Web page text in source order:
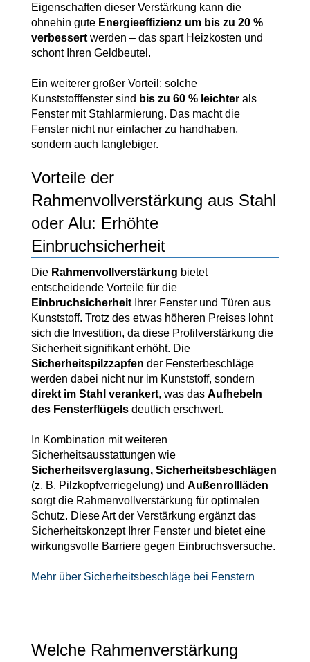
Eigenschaften dieser Verstärkung kann die
ohnehin gute Energieeffizienz um bis zu 20 %
verbessert werden – das spart Heizkosten und
schont Ihren Geldbeutel.
Ein weiterer großer Vorteil: solche
Kunststofffenster sind bis zu 60 % leichter als
Fenster mit Stahlarmierung. Das macht die
Fenster nicht nur einfacher zu handhaben,
sondern auch langlebiger.
Vorteile der
Rahmenvollverstärkung aus Stahl
oder Alu: Erhöhte
Einbruchsicherheit
Die Rahmenvollverstärkung bietet
entscheidende Vorteile für die
Einbruchsicherheit Ihrer Fenster und Türen aus
Kunststoff. Trotz des etwas höheren Preises lohnt
sich die Investition, da diese Profilverstärkung die
Sicherheit signifikant erhöht. Die
Sicherheitspilzzapfen der Fensterbeschläge
werden dabei nicht nur im Kunststoff, sondern
direkt im Stahl verankert, was das Aufhebeln
des Fensterflügels deutlich erschwert.
In Kombination mit weiteren
Sicherheitsausstattungen wie
Sicherheitsverglasung, Sicherheitsbeschlägen
(z. B. Pilzkopfverriegelung) und Außenrollläden
sorgt die Rahmenvollverstärkung für optimalen
Schutz. Diese Art der Verstärkung ergänzt das
Sicherheitskonzept Ihrer Fenster und bietet eine
wirkungsvolle Barriere gegen Einbruchsversuche.
Mehr über Sicherheitsbeschläge bei Fenstern
Welche Rahmenverstärkung